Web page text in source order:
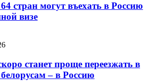
стран могут въехать в Россию
визе
станет проще переезжать в
– в Россию